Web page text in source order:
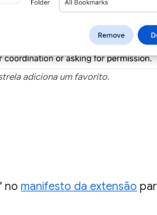
adiciona um favorito.
no manifesto da extensão